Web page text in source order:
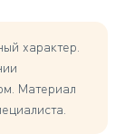
характер.
Материал